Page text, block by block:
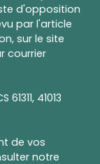
d'opposition
par l'article
sur le site
courrier
41013
de vos
notre